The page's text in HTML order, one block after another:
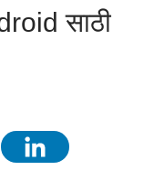
साठी